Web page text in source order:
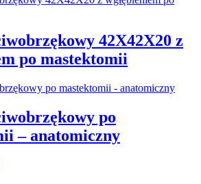
42X42X20 z
po mastektomii
po
– anatomiczny